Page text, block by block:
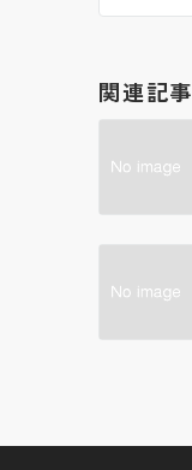
関連記事